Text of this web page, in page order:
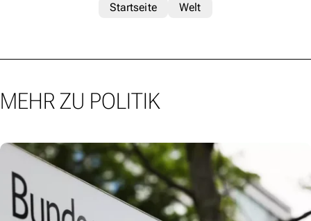
Startseite
Welt
MEHR ZU POLITIK